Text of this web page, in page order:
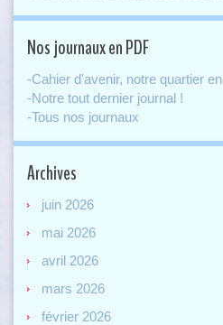
Nos journaux en PDF
-Cahier d'avenir, notre quartier
-Notre tout dernier journal !
-Tous nos journaux
Archives
juin 2026
mai 2026
avril 2026
mars 2026
février 2026